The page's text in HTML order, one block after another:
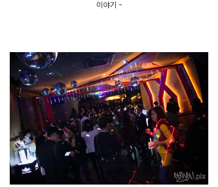
이야기 -